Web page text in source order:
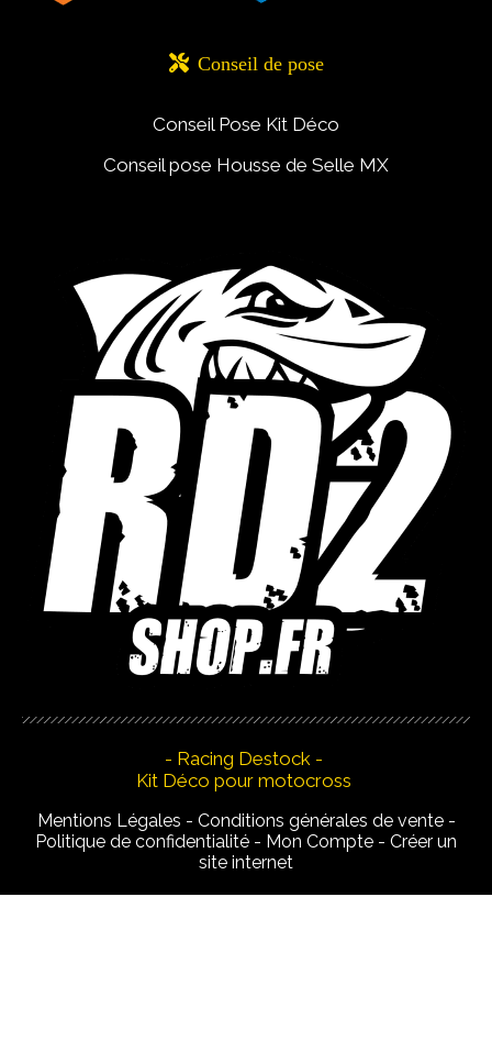
 Conseil de pose
Conseil Pose Kit Déco
Conseil pose Housse de Selle MX
- Racing Destock -
Kit Déco pour motocross
Mentions Légales
Conditions générales de vente
Politique de confidentialité
Mon Compte
Créer un
site internet